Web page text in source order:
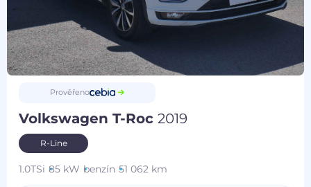
Prověřeno
Volkswagen T-Roc2019
R-Line
1.0TSi 85 kW benzín 51 062 km